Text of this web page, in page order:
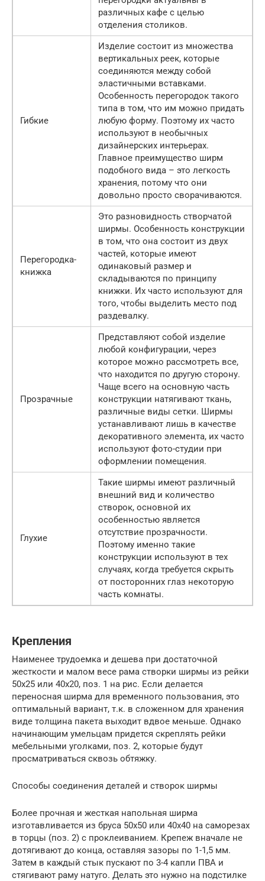
различных кафе с целью
отделения столиков.
Гибкие
Изделие состоит из множества
вертикальных реек, которые
соединяются между собой
эластичными вставками.
Особенность перегородок такого
типа в том, что им можно придать
любую форму. Поэтому их часто
используют в необычных
дизайнерских интерьерах.
Главное преимущество ширм
подобного вида – это легкость
хранения, потому что они
довольно просто сворачиваются.
Перегородка-
книжка
Это разновидность створчатой
ширмы. Особенность конструкции
в том, что она состоит из двух
частей, которые имеют
одинаковый размер и
складываются по принципу
книжки. Их часто используют для
того, чтобы выделить место под
раздевалку.
Прозрачные
Представляют собой изделие
любой конфигурации, через
которое можно рассмотреть все,
что находится по другую сторону.
Чаще всего на основную часть
конструкции натягивают ткань,
различные виды сетки. Ширмы
устанавливают лишь в качестве
декоративного элемента, их часто
используют фото-студии при
оформлении помещения.
Глухие
Такие ширмы имеют различный
внешний вид и количество
створок, основной их
особенностью является
отсутствие прозрачности.
Поэтому именно такие
конструкции используют в тех
случаях, когда требуется скрыть
от посторонних глаз некоторую
часть комнаты.
Крепления
Наименее трудоемка и дешева при достаточной
жесткости и малом весе рама створки ширмы из рейки
50х25 или 40х20, поз. 1 на рис. Если делается
переносная ширма для временного пользования, это
оптимальный вариант, т.к. в сложенном для хранения
виде толщина пакета выходит вдвое меньше. Однако
начинающим умельцам придется скреплять рейки
мебельными уголками, поз. 2, которые будут
просматриваться сквозь обтяжку.
Способы соединения деталей и створок ширмы
Более прочная и жесткая напольная ширма
изготавливается из бруса 50х50 или 40х40 на саморезах
в торцы (поз. 2) с проклеиванием. Крепеж вначале не
дотягивают до конца, оставляя зазоры по 1-1,5 мм.
Затем в каждый стык пускают по 3-4 капли ПВА и
стягивают раму натуго. Делать это нужно на подстилке